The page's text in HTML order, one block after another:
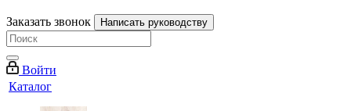
Заказать звонок Написать руководству
Войти
Каталог